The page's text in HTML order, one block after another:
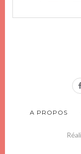
A PROPOS